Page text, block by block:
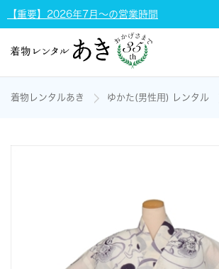
【重要】2026年7月～の営業時間
着物レンタルあき ゆかた(男性用) レンタル